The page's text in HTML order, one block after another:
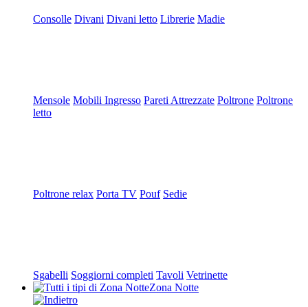
Consolle Divani Divani letto Librerie Madie
Mensole Mobili Ingresso Pareti Attrezzate Poltrone Poltrone
letto
Poltrone relax Porta TV Pouf Sedie
Sgabelli Soggiorni completi Tavoli Vetrinette
Zona Notte